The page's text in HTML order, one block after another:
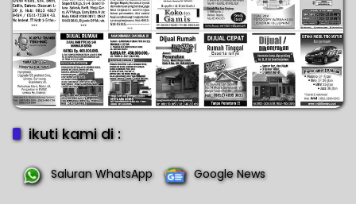
ikuti kami di :
Saluran WhatsApp Google News